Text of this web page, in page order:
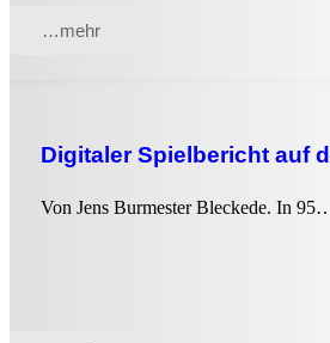
…mehr
Digitaler Spielbericht auf
Von Jens Burmester Bleckede. In